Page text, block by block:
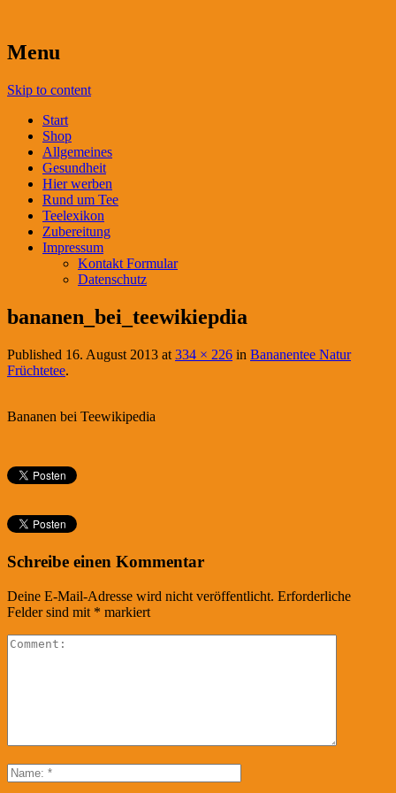
Menu
Skip to content
Start
Shop
Allgemeines
Gesundheit
Hier werben
Rund um Tee
Teelexikon
Zubereitung
Impressum
Kontakt Formular
Datenschutz
bananen_bei_teewikiepdia
Published 16. August 2013 at 334 × 226 in Bananentee Natur
Früchtetee.
Bananen bei Teewikipedia
Schreibe einen Kommentar
Deine E-Mail-Adresse wird nicht veröffentlicht. Erforderliche
Felder sind mit * markiert